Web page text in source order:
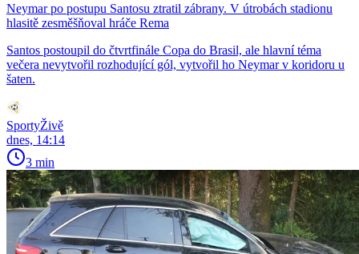
Neymar po postupu Santosu ztratil zábrany. V útrobách stadionu
hlasitě zesměšňoval hráče Rema
Santos postoupil do čtvrtfinále Copa do Brasil, ale hlavní téma
večera nevytvořil rozhodující gól, vytvořil ho Neymar v koridoru u
šaten.
SportyŽivě
dnes, 14:14
3 min